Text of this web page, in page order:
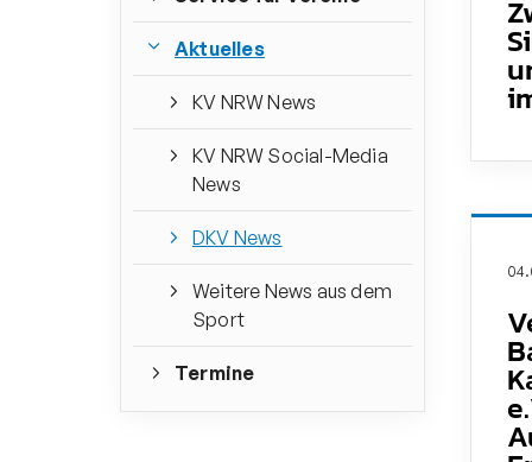
Aktuelles
KV NRW News
KV NRW Social-Media
News
DKV News
Weitere News aus dem
Sport
Termine